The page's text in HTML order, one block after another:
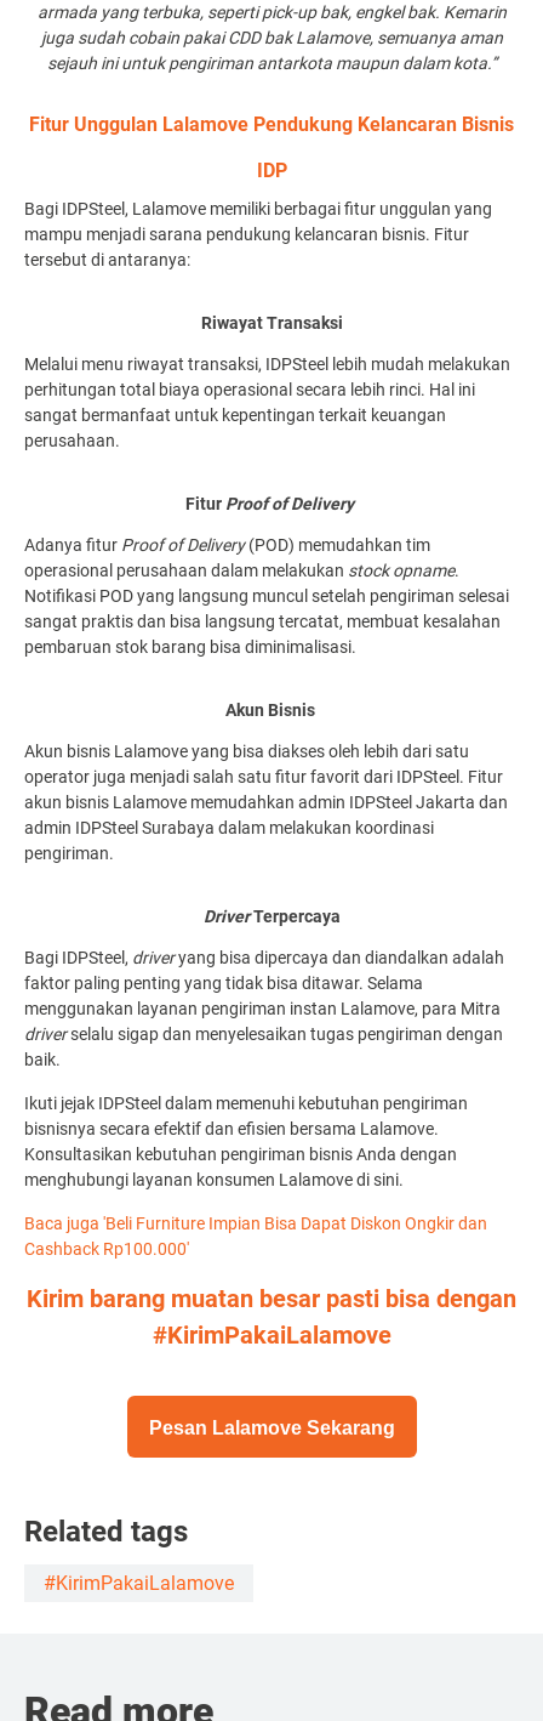
armada yang terbuka, seperti pick-up bak, engkel bak. Kemarin
juga sudah cobain pakai CDD bak Lalamove, semuanya aman
sejauh ini untuk pengiriman antarkota maupun dalam kota.”
Fitur Unggulan Lalamove Pendukung Kelancaran Bisnis
IDP
Bagi IDPSteel, Lalamove memiliki berbagai fitur unggulan yang
mampu menjadi sarana pendukung kelancaran bisnis. Fitur
tersebut di antaranya:
Riwayat Transaksi
Melalui menu riwayat transaksi, IDPSteel lebih mudah melakukan
perhitungan total biaya operasional secara lebih rinci. Hal ini
sangat bermanfaat untuk kepentingan terkait keuangan
perusahaan.
Fitur Proof of Delivery
Adanya fitur Proof of Delivery(POD) memudahkan tim
operasional perusahaan dalam melakukan stock opname.
Notifikasi POD yang langsung muncul setelah pengiriman selesai
sangat praktis dan bisa langsung tercatat, membuat kesalahan
pembaruan stok barang bisa diminimalisasi.
Akun Bisnis
Akun bisnis Lalamove yang bisa diakses oleh lebih dari satu
operator juga menjadi salah satu fitur favorit dari IDPSteel. Fitur
akun bisnis Lalamove memudahkan admin IDPSteel Jakarta dan
admin IDPSteel Surabaya dalam melakukan koordinasi
pengiriman.
DriverTerpercaya
Bagi IDPSteel, driveryang bisa dipercaya dan diandalkan adalah
faktor paling penting yang tidak bisa ditawar. Selama
menggunakan layanan pengiriman instan Lalamove, para Mitra
driverselalu sigap dan menyelesaikan tugas pengiriman dengan
baik.
Ikuti jejak IDPSteel dalam memenuhi kebutuhan pengiriman
bisnisnya secara efektif dan efisien bersama Lalamove.
Konsultasikan kebutuhan pengiriman bisnis Anda dengan
menghubungi layanan konsumen Lalamovedi sini.
Baca juga 'Beli Furniture Impian Bisa Dapat Diskon Ongkir dan
Cashback Rp100.000'
Kirim barang muatan besar pasti bisa dengan
#KirimPakaiLalamove
Pesan Lalamove Sekarang
Related tags
#KirimPakaiLalamove
Read more